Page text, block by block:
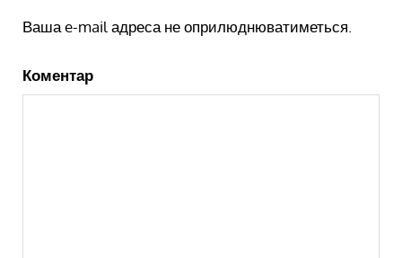
Ваша e-mail адреса не оприлюднюватиметься.
Коментар